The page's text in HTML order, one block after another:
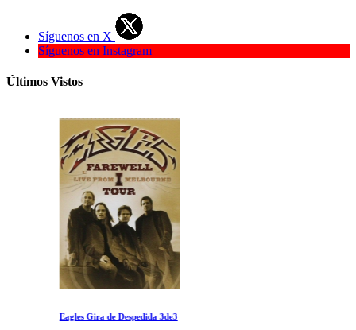
Síguenos en X
Síguenos en Instagram
Últimos Vistos
Eagles Gira de Despedida 3de3